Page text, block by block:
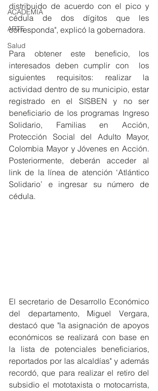
ACADEMIA
ARTE
Salud
distribuido de acuerdo con el pico y
cédula de dos dígitos que les
corresponda", explicó la gobernadora.
Para obtener este beneficio, los
interesados deben cumplir con  los
siguientes requisitos: realizar la
actividad dentro de su municipio, estar
registrado en el SISBEN y no ser
beneficiario de los programas Ingreso
Solidario, Familias en Acción,
Protección Social del Adulto Mayor,
Colombia Mayor y Jóvenes en Acción.
Posteriormente, deberán acceder al
link de la línea de atención ‘Atlántico
Solidario’ e ingresar su número de
cédula.
El secretario de Desarrollo Económico
del departamento, Miguel Vergara,
destacó que "la asignación de apoyos
económicos se realizará con base en
la lista de potenciales beneficiarios,
reportados por las alcaldías" y además
recordó, que para realizar el retiro del
subsidio el mototaxista o motocarrista,